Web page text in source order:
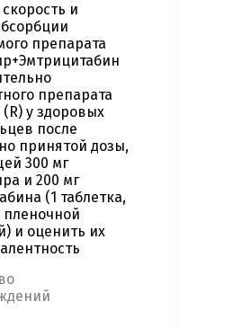
и
препарата
препарата
у здоровых
после
принятой дозы,
300 мг
и 200 мг
(1 таблетка,
пленочной
и оценить их